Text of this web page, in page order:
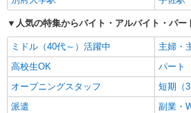
人気の特集からバイト・アルバイト・パー
ミドル（40代～）活躍中
主婦・
高校生OK
パート
オープニングスタッフ
短期（3
派遣
副業・